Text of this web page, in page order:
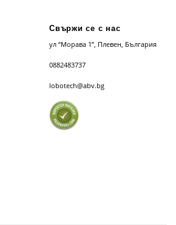
Свържи се с нас
ул “Морава 1”, Плевен, България
0882483737
lobotech@abv.bg